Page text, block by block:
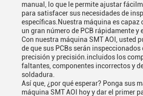
manual, lo que le permite ajustar
para satisfacer sus necesidades de
específicas.Nuestra máquina es capaz
un gran número de PCB rápidamente y
Con nuestra máquina SMT AOI, usted
de que sus PCBs serán
precisión y precisión.incluidos los
faltantes, componentes incorrectos y
soldadura.
Así que, ¿por qué esperar? Ponga sus
máquina SMT AOI hoy y dar el primer